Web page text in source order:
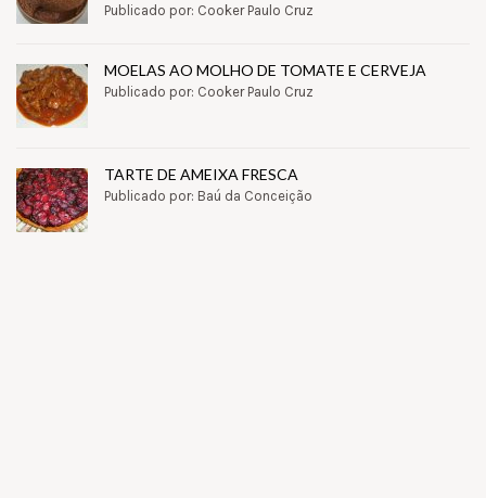
Publicado por: Cooker Paulo Cruz
MOELAS AO MOLHO DE TOMATE E CERVEJA
Publicado por: Cooker Paulo Cruz
TARTE DE AMEIXA FRESCA
Publicado por: Baú da Conceição